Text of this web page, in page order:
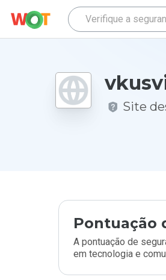
Site
Pontuação
A pontuação de
em tecnologia e